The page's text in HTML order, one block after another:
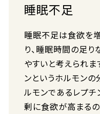
睡眠不足
睡眠不足は食欲を
り、睡眠時間の足
やすいと考えられま
ンというホルモン
ルモンであるレプ
剰に食欲が高まる